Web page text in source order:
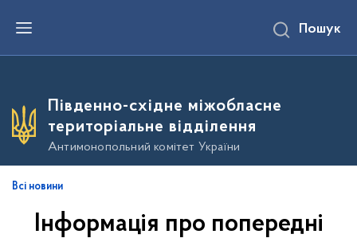
е
о
о
в
Пошук
Південно-східне міжобласне
територіальне відділення
Антимонопольний комітет України
Всі новини
Інформація про попередні